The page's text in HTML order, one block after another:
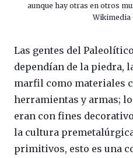
aunque hay otras en otros
Wikimedia
Las gentes del
dependían de la piedra,
marfil como materiales
herramientas y armas;
eran con fines
la cultura
primitivos, esto es una